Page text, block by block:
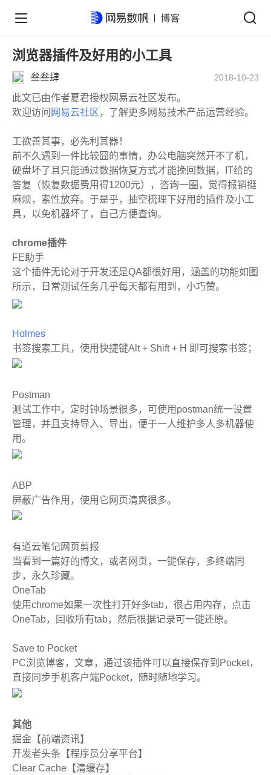
浏览器插件及好用的小工具
叁叁肆 2018-10-23
此文已由作者夏君授权网易云社区发布。
欢迎访问 网易云社区 ，了解更多网易技术产品运营经验。
工欲善其事，必先利其器！
前不久遇到一件比较囧的事情，办公电脑突然开不了机，
硬盘坏了且只能通过数据恢复方式才能挽回数据，IT给的
答复（恢复数据费用得1200元），咨询一圈，觉得报销挺
麻烦，索性放弃。于是乎，抽空梳理下好用的插件及小工
具，以免机器坏了，自己方便查询。
chrome插件
FE助手
这个插件无论对于开发还是QA都很好用，涵盖的功能如图
所示，日常测试任务几乎每天都有用到，小巧赞。
Holmes
书签搜索工具，使用快捷键Alt + Shift + H 即可搜索书签；
Postman
测试工作中，定时钟场景很多，可使用postman统一设置
管理，并且支持导入、导出，便于一人维护多人多机器使
用。
ABP
屏蔽广告作用，使用它网页清爽很多。
有道云笔记网页剪报
当看到一篇好的博文，或者网页，一键保存，多终端同
步，永久珍藏。
OneTab
使用chrome如果一次性打开好多tab，很占用内存，点击
OneTab，回收所有tab，然后根据记录可一键还原。
Save to Pocket
PC浏览博客，文章，通过该插件可以直接保存到Pocket，
直接同步手机客户端Pocket，随时随地学习。
其他
掘金【前端资讯】
开发者头条【程序员分享平台】
Clear Cache【清缓存】